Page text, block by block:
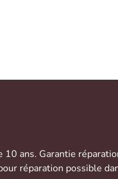
10 ans. Garantie
réparation possible